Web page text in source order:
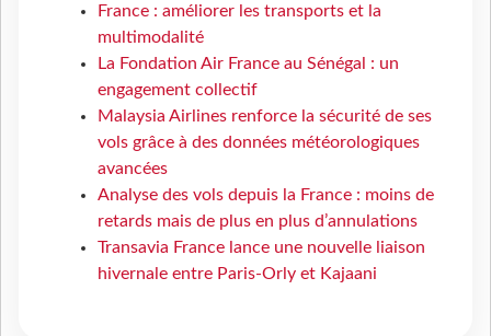
France : améliorer les transports et la
multimodalité
La Fondation Air France au Sénégal : un
engagement collectif
Malaysia Airlines renforce la sécurité de ses
vols grâce à des données météorologiques
avancées
Analyse des vols depuis la France : moins de
retards mais de plus en plus d’annulations
Transavia France lance une nouvelle liaison
hivernale entre Paris-Orly et Kajaani